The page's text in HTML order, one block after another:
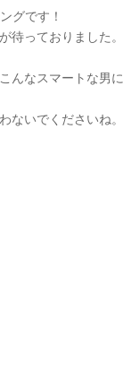
グです！
待っておりました。
んなスマートな男に
ないでくださいね。